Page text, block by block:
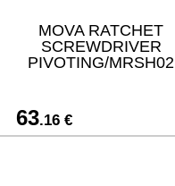
MOVA RATCHET
SCREWDRIVER
PIVOTING/MRSH02
63.16 €